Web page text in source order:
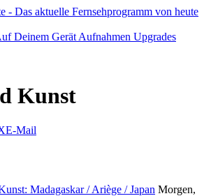
Deinem Gerät Aufnahmen Upgrades
Kunst
E-Mail
Madagaskar / Ariège / Japan Morgen,